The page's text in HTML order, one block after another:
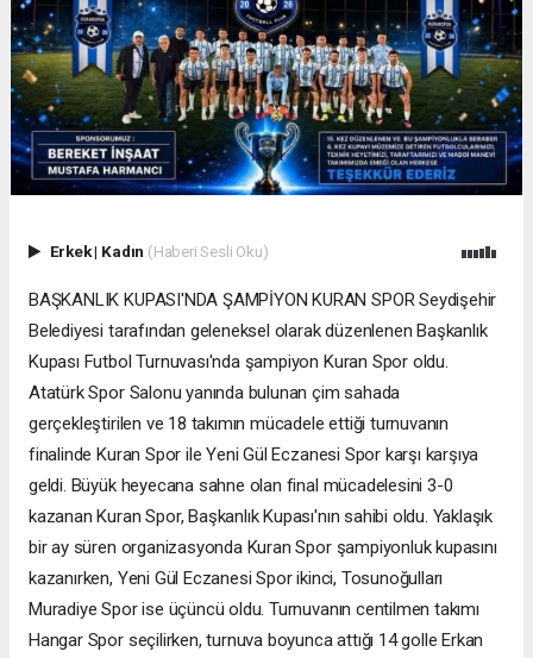
Erkek| Kadın (Haberi Sesli Oku)
BAŞKANLIK KUPASI'NDA ŞAMPİYON KURAN SPOR Seydişehir
Belediyesi tarafından geleneksel olarak düzenlenen Başkanlık
Kupası Futbol Turnuvası'nda şampiyon Kuran Spor oldu.
Atatürk Spor Salonu yanında bulunan çim sahada
gerçekleştirilen ve 18 takımın mücadele ettiği turnuvanın
finalinde Kuran Spor ile Yeni Gül Eczanesi Spor karşı karşıya
geldi. Büyük heyecana sahne olan final mücadelesini 3-0
kazanan Kuran Spor, Başkanlık Kupası'nın sahibi oldu. Yaklaşık
bir ay süren organizasyonda Kuran Spor şampiyonluk kupasını
kazanırken, Yeni Gül Eczanesi Spor ikinci, Tosunoğulları
Muradiye Spor ise üçüncü oldu. Turnuvanın centilmen takımı
Hangar Spor seçilirken, turnuva boyunca attığı 14 golle Erkan